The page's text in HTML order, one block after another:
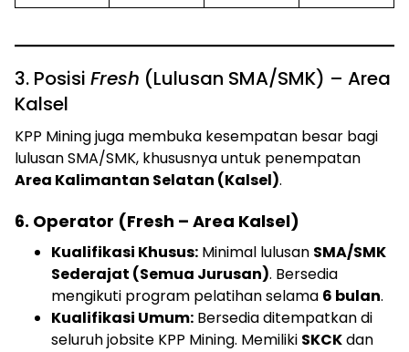
3. Posisi Fresh (Lulusan SMA/SMK) – Area
Kalsel
KPP Mining juga membuka kesempatan besar bagi
lulusan SMA/SMK, khususnya untuk penempatan
Area Kalimantan Selatan (Kalsel).
6. Operator (Fresh – Area Kalsel)
Kualifikasi Khusus: Minimal lulusan SMA/SMK
Sederajat (Semua Jurusan). Bersedia
mengikuti program pelatihan selama 6 bulan.
Kualifikasi Umum: Bersedia ditempatkan di
seluruh jobsite KPP Mining. Memiliki SKCKdan